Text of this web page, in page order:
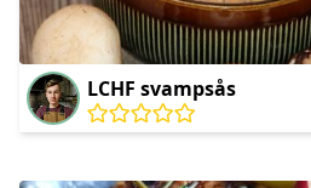
LCHF svampsås